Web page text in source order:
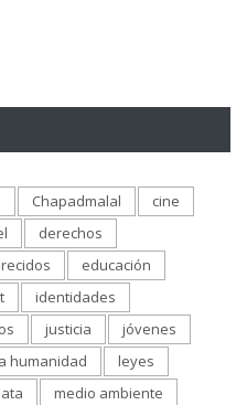
Chapadmalal
cine
derechos
educación
identidades
justicia
jóvenes
humanidad
leyes
medio ambiente